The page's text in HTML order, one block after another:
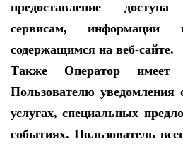
предоставление
сервисам, информации
содержащимся на веб-сайте.
Также Оператор имеет
Пользователю
услугах, специальных
событиях. Пользователь